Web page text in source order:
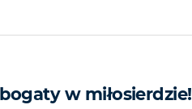
w miłosierdzie!